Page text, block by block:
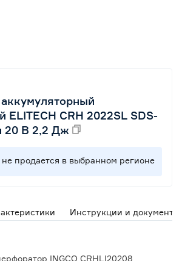
ELITECH CRH 2022SL SDS-
20 В 2,2 Дж
не продается в выбранном регионе
Инструкции и документы
INGCO CRHLI20208